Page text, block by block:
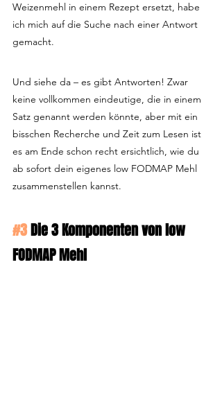
Weizenmehl in einem Rezept ersetzt, habe
ich mich auf die Suche nach einer Antwort
gemacht.
Und siehe da – es gibt Antworten! Zwar
keine vollkommen eindeutige, die in einem
Satz genannt werden könnte, aber mit ein
bisschen Recherche und Zeit zum Lesen ist
es am Ende schon recht ersichtlich, wie du
ab sofort dein eigenes low FODMAP Mehl
zusammenstellen kannst.
#3 Die 3 Komponenten von low
FODMAP Mehl